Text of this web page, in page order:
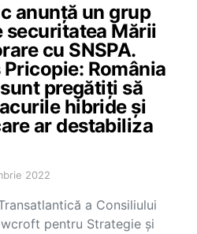
anunță un grup
securitatea Mării
cu SNSPA.
România
pregătiți să
hibride și
ar destabiliza
2022
a Consiliului
pentru Strategie și